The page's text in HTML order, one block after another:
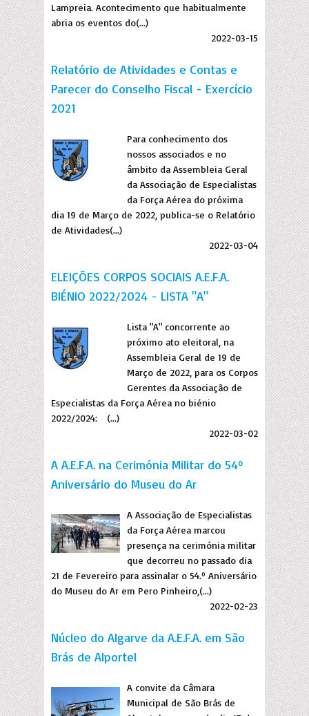
Lampreia. Acontecimento que habitualmente
abria os eventos do(...)
2022-03-15
Relatório de Atividades e Contas e
Parecer do Conselho Fiscal - Exercício
2021
Para conhecimento dos
nossos associados e no
âmbito da Assembleia Geral
da Associação de Especialistas
da Força Aérea do próxima
dia 19 de Março de 2022, publica-se o Relatório
de Atividades(...)
2022-03-04
ELEIÇÕES CORPOS SOCIAIS A.E.F.A.
BIÉNIO 2022/2024 - LISTA "A"
Lista "A" concorrente ao
próximo ato eleitoral, na
Assembleia Geral de 19 de
Março de 2022, para os Corpos
Gerentes da Associação de
Especialistas da Força Aérea no biénio
2022/2024: (...)
2022-03-02
A A.E.F.A. na Cerimónia Militar do 54º
Aniversário do Museu do Ar
A Associação de Especialistas
da Força Aérea marcou
presença na cerimónia militar
que decorreu no passado dia
21 de Fevereiro para assinalar o 54.º Aniversário
do Museu do Ar em Pero Pinheiro,(...)
2022-02-23
Núcleo do Algarve da A.E.F.A. em São
Brás de Alportel
A convite da Câmara
Municipal de São Brás de